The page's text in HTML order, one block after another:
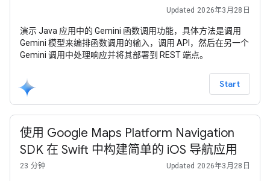
Updated 2026年3月28日
演示 Java 应用中的 Gemini 函数调用功能，具体方法是调用
Gemini 模型来编排函数调用的输入，调用 API，然后在另一个
Gemini 调用中处理响应并将其部署到 REST 端点。
Start
使用 Google Maps Platform Navigation
SDK 在 Swift 中构建简单的 iOS 导航应用
23 分钟 Updated 2026年3月28日